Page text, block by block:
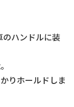
ハンドルに装
りホールドしま